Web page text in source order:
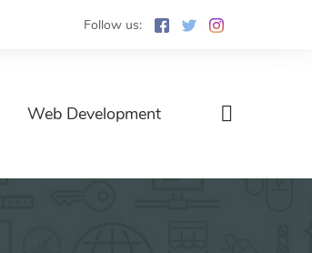
Follow us:
Web Development